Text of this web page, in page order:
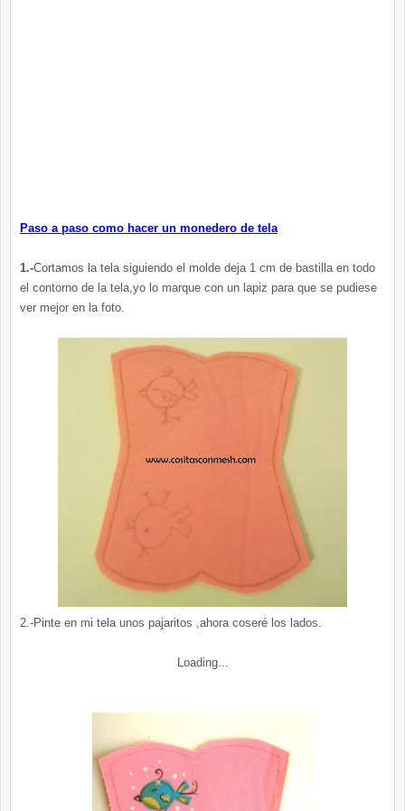
Paso a paso como hacer un monedero de tela
1.-Cortamos la tela siguiendo el molde deja 1 cm de bastilla en todo
el contorno de la tela,yo lo marque con un lapiz para que se pudiese
ver mejor en la foto.
2.-Pinte en mi tela unos pajaritos ,ahora coseré los lados.
Loading...